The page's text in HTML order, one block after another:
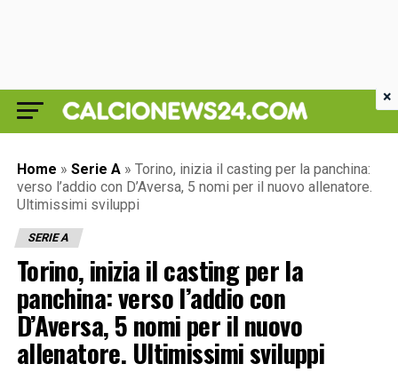
Home » Serie A » Torino, inizia il casting per la panchina:
verso l’addio con D’Aversa, 5 nomi per il nuovo allenatore.
Ultimissimi sviluppi
SERIE A
Torino, inizia il casting per la
panchina: verso l’addio con
D’Aversa, 5 nomi per il nuovo
allenatore. Ultimissimi sviluppi
×